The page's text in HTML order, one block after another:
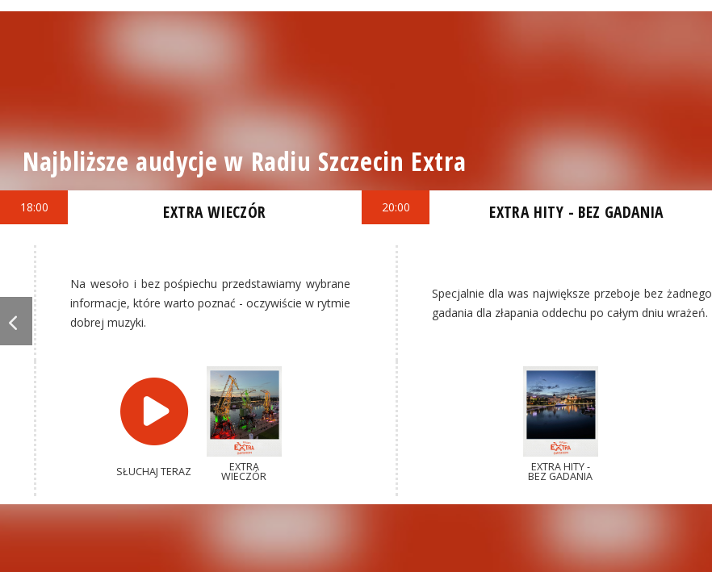
Najbliższe audycje w Radiu Szczecin Extra
18:00 EXTRA WIECZÓR
Na wesoło i bez pośpiechu przedstawiamy wybrane
informacje, które warto poznać - oczywiście w rytmie
dobrej muzyki.
SŁUCHAJ TERAZ EXTRA
WIECZÓR
20:00 EXTRA HITY - BEZ GADANIA
Specjalnie dla was największe przeboje bez żadnego
gadania dla złapania oddechu po całym dniu wrażeń.
EXTRA HITY -
BEZ GADANIA